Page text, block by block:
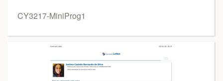
CY3217-MiniProg1